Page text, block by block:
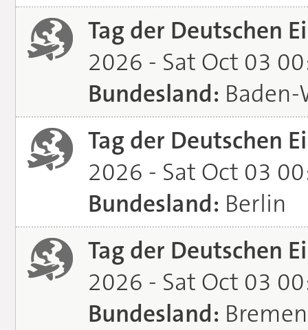
Tag der Deutschen
2026 - Sat Oct 03
Bundesland:
Tag der Deutschen
2026 - Sat Oct 03
Bundesland: Berlin
Tag der Deutschen
2026 - Sat Oct 03
Bundesland: Bremen